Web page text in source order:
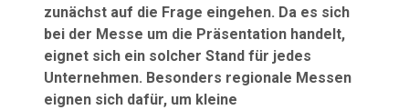
zunächst auf die Frage eingehen. Da es sich
bei der Messe um die Präsentation handelt,
eignet sich ein solcher Stand für jedes
Unternehmen. Besonders regionale Messen
eignen sich dafür, um kleine